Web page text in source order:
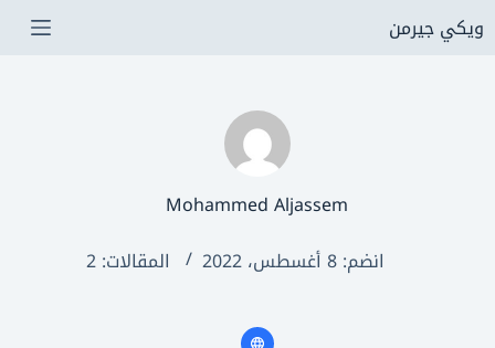
التجاوز
إلى
ويكي جيرمن
Mohammed Aljassem
انضم: 8 أغسطس، 2022
المقالات: 2